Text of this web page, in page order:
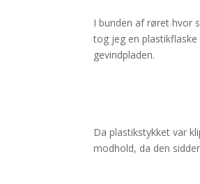
I bunden af røret hvor
tog jeg en
gevindpladen.
Da plastikstykket var
modhold, da den